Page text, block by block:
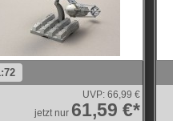
UVP: 66,99 €
jetzt nur 61,59 €*